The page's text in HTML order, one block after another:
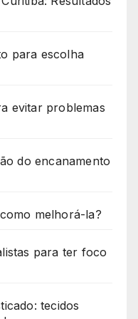
para escolha
evitar problemas
do encanamento
melhorá-la?
para ter foco
tecidos